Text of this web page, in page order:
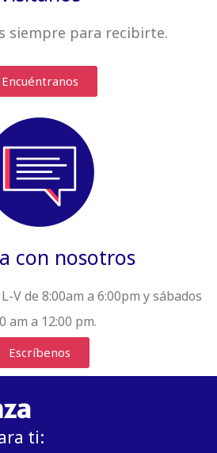
siempre para recibirte.
Encuéntranos
con nosotros
L-V de 8:00am a 6:00pm y sábados
am a 12:00 pm.
Escríbenos
ti: